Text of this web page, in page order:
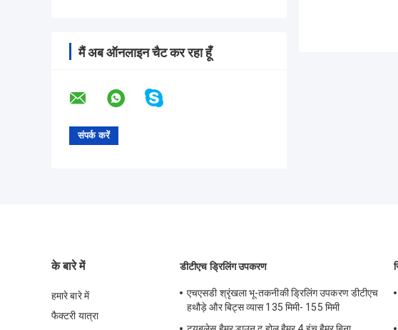
मैं अब ऑनलाइन चैट कर रहा हूँ
के बारे में
हमारे बारे में
फैक्टरी यात्रा
डीटीएच ड्रिलिंग उपकरण
एचएसडी श्रृंखला भू-तकनीकी ड्रिलिंग उपकरण डीटीएच
हथौड़े और बिट्स व्यास 135 मिमी- 155 मिमी